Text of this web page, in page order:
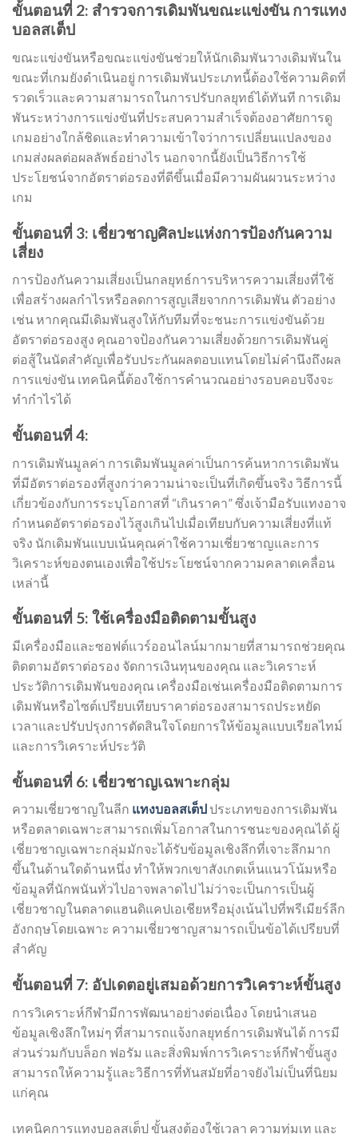
ขั้นตอนที่ 2: สำรวจการเดิมพันขณะแข่งขัน การแทง
บอลสเต็ป
ขณะแข่งขันหรือขณะแข่งขันช่วยให้นักเดิมพันวางเดิมพันใน
ขณะที่เกมยังดำเนินอยู่ การเดิมพันประเภทนี้ต้องใช้ความคิดที่
รวดเร็วและความสามารถในการปรับกลยุทธ์ได้ทันที การเดิม
พันระหว่างการแข่งขันที่ประสบความสำเร็จต้องอาศัยการดู
เกมอย่างใกล้ชิดและทำความเข้าใจว่าการเปลี่ยนแปลงของ
เกมส่งผลต่อผลลัพธ์อย่างไร นอกจากนี้ยังเป็นวิธีการใช้
ประโยชน์จากอัตราต่อรองที่ดีขึ้นเมื่อมีความผันผวนระหว่าง
เกม
ขั้นตอนที่ 3: เชี่ยวชาญศิลปะแห่งการป้องกันความ
เสี่ยง
การป้องกันความเสี่ยงเป็นกลยุทธ์การบริหารความเสี่ยงที่ใช้
เพื่อสร้างผลกำไรหรือลดการสูญเสียจากการเดิมพัน ตัวอย่าง
เช่น หากคุณมีเดิมพันสูงให้กับทีมที่จะชนะการแข่งขันด้วย
อัตราต่อรองสูง คุณอาจป้องกันความเสี่ยงด้วยการเดิมพันคู่
ต่อสู้ในนัดสำคัญเพื่อรับประกันผลตอบแทนโดยไม่คำนึงถึงผล
การแข่งขัน เทคนิคนี้ต้องใช้การคำนวณอย่างรอบคอบจึงจะ
ทำกำไรได้
ขั้นตอนที่ 4:
การเดิมพันมูลค่า การเดิมพันมูลค่าเป็นการค้นหาการเดิมพัน
ที่มีอัตราต่อรองที่สูงกว่าความน่าจะเป็นที่เกิดขึ้นจริง วิธีการนี้
เกี่ยวข้องกับการระบุโอกาสที่ “เกินราคา” ซึ่งเจ้ามือรับแทงอาจ
กำหนดอัตราต่อรองไว้สูงเกินไปเมื่อเทียบกับความเสี่ยงที่แท้
จริง นักเดิมพันแบบเน้นคุณค่าใช้ความเชี่ยวชาญและการ
วิเคราะห์ของตนเองเพื่อใช้ประโยชน์จากความคลาดเคลื่อน
เหล่านี้
ขั้นตอนที่ 5: ใช้เครื่องมือติดตามขั้นสูง
มีเครื่องมือและซอฟต์แวร์ออนไลน์มากมายที่สามารถช่วยคุณ
ติดตามอัตราต่อรอง จัดการเงินทุนของคุณ และวิเคราะห์
ประวัติการเดิมพันของคุณ เครื่องมือเช่นเครื่องมือติดตามการ
เดิมพันหรือไซต์เปรียบเทียบราคาต่อรองสามารถประหยัด
เวลาและปรับปรุงการตัดสินใจโดยการให้ข้อมูลแบบเรียลไทม์
และการวิเคราะห์ประวัติ
ขั้นตอนที่ 6: เชี่ยวชาญเฉพาะกลุ่ม
ความเชี่ยวชาญในลีก แทงบอลสเต็ป ประเภทของการเดิมพัน
หรือตลาดเฉพาะสามารถเพิ่มโอกาสในการชนะของคุณได้ ผู้
เชี่ยวชาญเฉพาะกลุ่มมักจะได้รับข้อมูลเชิงลึกที่เจาะลึกมาก
ขึ้นในด้านใดด้านหนึ่ง ทำให้พวกเขาสังเกตเห็นแนวโน้มหรือ
ข้อมูลที่นักพนันทั่วไปอาจพลาดไป ไม่ว่าจะเป็นการเป็นผู้
เชี่ยวชาญในตลาดแฮนดิแคปเอเชียหรือมุ่งเน้นไปที่พรีเมียร์ลีก
อังกฤษโดยเฉพาะ ความเชี่ยวชาญสามารถเป็นข้อได้เปรียบที่
สำคัญ
ขั้นตอนที่ 7: อัปเดตอยู่เสมอด้วยการวิเคราะห์ขั้นสูง
การวิเคราะห์กีฬามีการพัฒนาอย่างต่อเนื่อง โดยนำเสนอ
ข้อมูลเชิงลึกใหม่ๆ ที่สามารถแจ้งกลยุทธ์การเดิมพันได้ การมี
ส่วนร่วมกับบล็อก ฟอรัม และสิ่งพิมพ์การวิเคราะห์กีฬาขั้นสูง
สามารถให้ความรู้และวิธีการที่ทันสมัยที่อาจยังไม่เป็นที่นิยม
แก่คุณ
เทคนิคการแทงบอลสเต็ป ขั้นสูงต้องใช้เวลา ความทุ่มเท และ